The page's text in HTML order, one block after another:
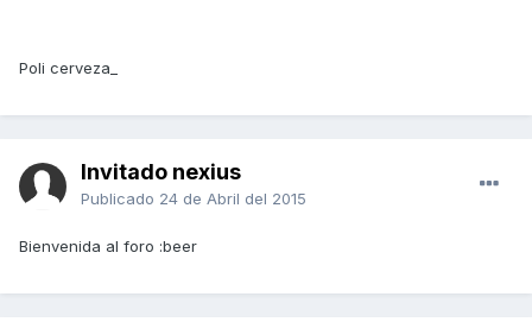
Poli cerveza_
Invitado nexius
Publicado 24 de Abril del 2015
Bienvenida al foro :beer